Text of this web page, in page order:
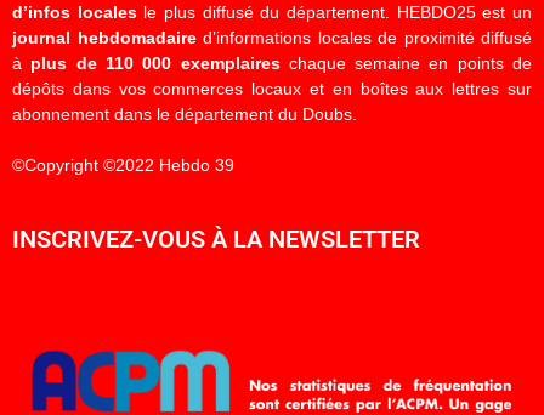
d’infos localesle plus diffusé du département. HEBDO25 est un
journal hebdomadaired’informations locales de proximité diffusé
à plus de 110 000 exemplaireschaque semaine en points de
dépôts dans vos commerces locaux et en boîtes aux lettres sur
abonnement dans le département du Doubs.
©Copyright ©2022 Hebdo 39
INSCRIVEZ-VOUS À LA NEWSLETTER